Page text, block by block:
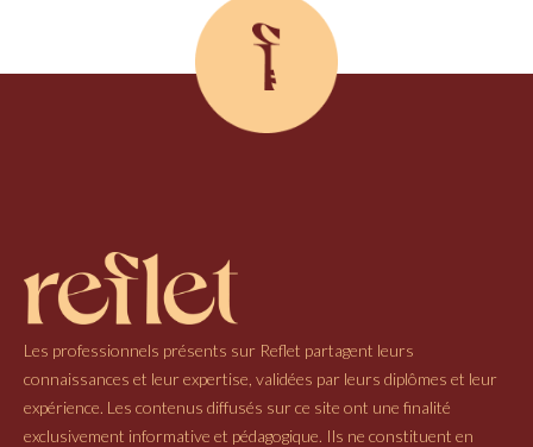
Les professionnels présents sur Reflet partagent leurs
connaissances et leur expertise, validées par leurs diplômes et leur
expérience. Les contenus diffusés sur ce site ont une finalité
exclusivement informative et pédagogique. Ils ne constituent en